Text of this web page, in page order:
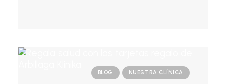
BLOG NUESTRA CLÍNICA